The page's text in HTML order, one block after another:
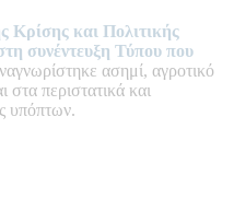
Κρίσης και Πολιτικής
συνέντευξη Τύπου που
ασημί, αγροτικό
στα περιστατικά και
υπόπτων.